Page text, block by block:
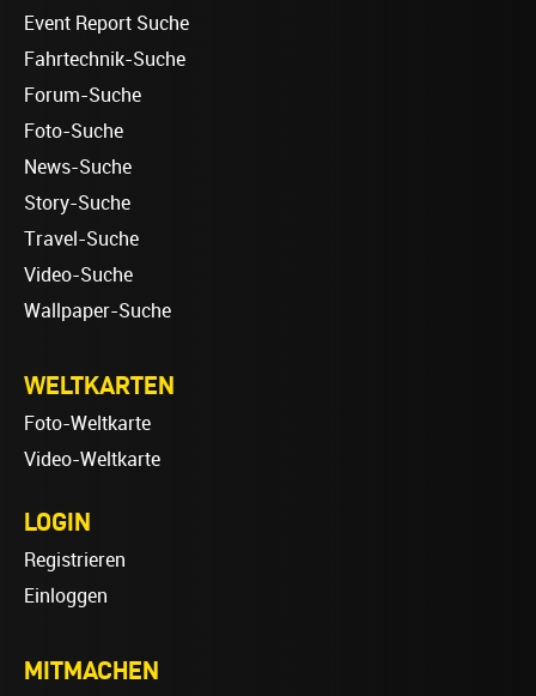
Event Report Suche
Fahrtechnik-Suche
Forum-Suche
Foto-Suche
News-Suche
Story-Suche
Travel-Suche
Video-Suche
Wallpaper-Suche
WELTKARTEN
Foto-Weltkarte
Video-Weltkarte
LOGIN
Registrieren
Einloggen
MITMACHEN